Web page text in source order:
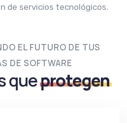
de servicios tecnológicos.
EL FUTURO DE TUS
DE SOFTWARE
queprotegen